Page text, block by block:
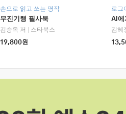
손으로 읽고 쓰는 명작
무진기행 필사북
김승옥 저
스타북스
19,800원
로그
AI에
김혜